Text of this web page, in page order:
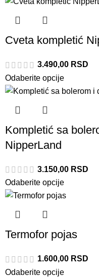
Cveta kompletić
3.490,00 RSD
Odaberite opcije
Kompletić sa
NipperLand
3.150,00 RSD
Odaberite opcije
Termofor pojas
1.600,00 RSD
Odaberite opcije